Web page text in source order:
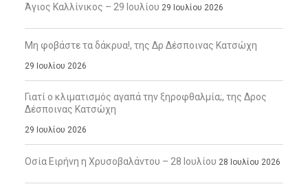
Άγιος Καλλίνικος – 29 Ιουλίου 29 Ιουλίου 2026
Μη φοβάστε τα δάκρυα!, της Δρ Δέσποινας Κατσώχη
29 Ιουλίου 2026
Γιατί ο κλιματισμός αγαπά την ξηροφθαλμία;, της Δρος
Δέσποινας Κατσώχη
29 Ιουλίου 2026
Οσία Ειρήνη η Χρυσοβαλάντου – 28 Ιουλίου 28 Ιουλίου 2026